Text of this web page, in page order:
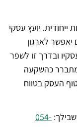
ייחודית. יועץ עסקי
יאפשר לארגון
ובדרך זו לשפר
מתברר כהשקעה
העסק בטווח
054-